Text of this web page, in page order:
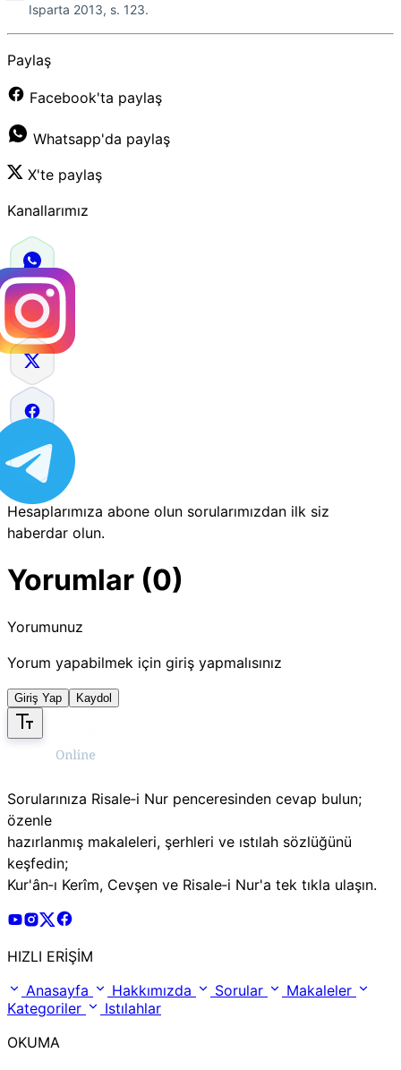
Isparta 2013, s. 123.
Paylaş
Facebook'ta paylaş
Whatsapp'da paylaş
X'te paylaş
Kanallarımız
Hesaplarımıza abone olun sorularımızdan ilk siz
haberdar olun.
Yorumlar (0)
Yorumunuz
Yorum yapabilmek için giriş yapmalısınız
Giriş Yap Kaydol
Sorularınıza Risale‑i Nur penceresinden cevap bulun;
özenle
hazırlanmış makaleleri, şerhleri ve ıstılah sözlüğünü
keşfedin;
Kur'ân‑ı Kerîm, Cevşen ve Risale‑i Nur'a tek tıkla ulaşın.
Risale Online Youtube Hesabı
Risale Online Instagram Hesabı
Risale Online X Hesabı
HIZLI ERİŞİM
Anasayfa
Hakkımızda Sorular
Makaleler
Kategoriler
Istılahlar
OKUMA